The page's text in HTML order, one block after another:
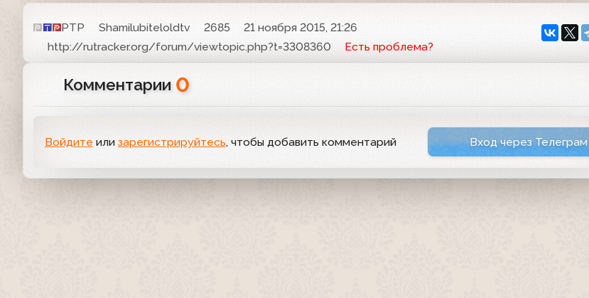
РТР Shamilubiteloldtv 2685
21 ноября 2015, 21:26
http://rutracker.org/forum/viewtopic.php?t=3308360
Есть проблема?
Комментарии 0
Войдите или зарегистрируйтесь, чтобы добавить комментарий Вход через Телеграм